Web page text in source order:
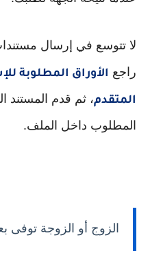
لا تتوسع في إرسال
راجع الأوراق المطلوبة
المتقدم، ثم قدم المستند
المطلوب داخل الملف.
الزوج أو الزوجة توفى